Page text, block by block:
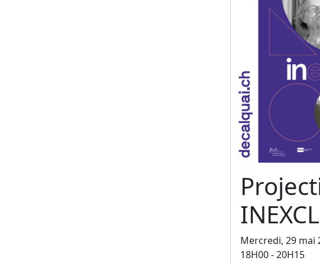
Mercredi, 29 mai
18H00 - 20H15